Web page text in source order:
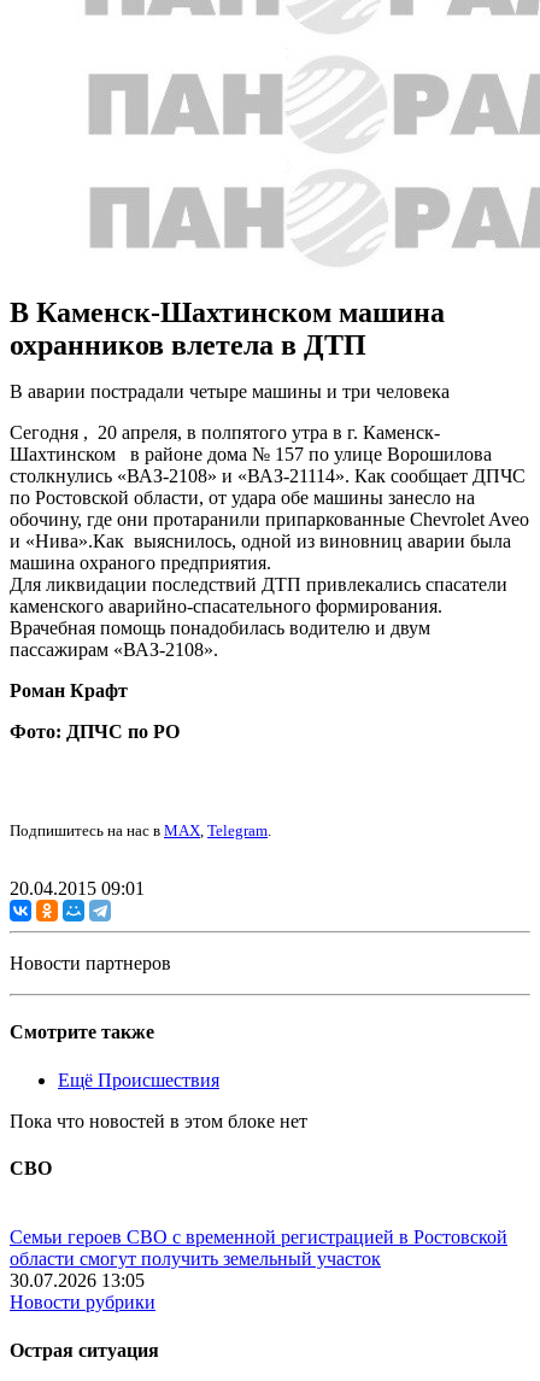
В Каменск-Шахтинском машина
охранников влетела в ДТП
В аварии пострадали четыре машины и три человека
Сегодня , 20 апреля, в полпятого утра в г. Каменск-
Шахтинском в районе дома № 157 по улице Ворошилова
столкнулись «ВАЗ-2108» и «ВАЗ-21114». Как сообщает ДПЧС
по Ростовской области, от удара обе машины занесло на
обочину, где они протаранили припаркованные Chevrolet Aveo
и «Нива».Как выяснилось, одной из виновниц аварии была
машина охраного предприятия.
Для ликвидации последствий ДТП привлекались спасатели
каменского аварийно-спасательного формирования.
Врачебная помощь понадобилась водителю и двум
пассажирам «ВАЗ-2108».
Роман Крафт
Фото: ДПЧС по РО
Подпишитесь на нас в MAX, Telegram.
20.04.2015 09:01
Новости партнеров
Смотрите также
Ещё Происшествия
Пока что новостей в этом блоке нет
СВО
Семьи героев СВО с временной регистрацией в Ростовской
области смогут получить земельный участок
30.07.2026 13:05
Новости рубрики
Острая ситуация